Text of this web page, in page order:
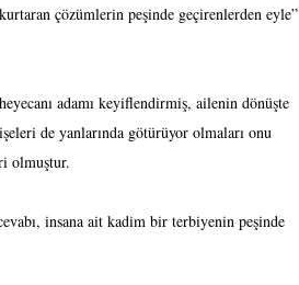
çözümlerin peşinde geçirenlerden eyle”
adamı keyiflendirmiş, ailenin dönüşte
de yanlarında götürüyor olmaları onu
olmuştur.
insana ait kadim bir terbiyenin peşinde